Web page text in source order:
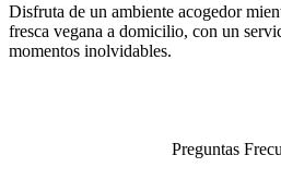
Disfruta de un ambiente acogedor
fresca vegana a domicilio, con un
momentos inolvidables.
Preguntas